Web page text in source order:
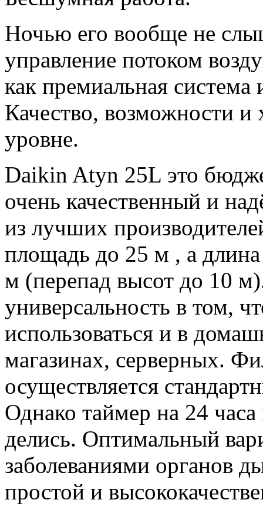
Ночью его вообще не
управление потоком
как премиальная система
Качество, возможности и
уровне.
Daikin Atyn 25L это
очень качественный и
из лучших
площадь до 25 м , а длина
м (перепад высот до 10
универсальность в том,
использоваться и в
магазинах, серверных.
осуществляется
Однако таймер на 24
делись. Оптимальный
заболеваниями органов
простой и